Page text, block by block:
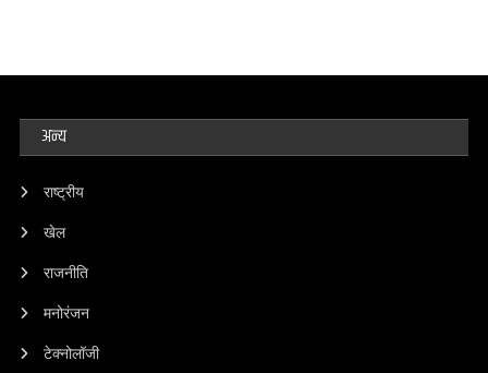
अन्य
राष्ट्रीय
खेल
राजनीति
मनोरंजन
टेक्नोलॉजी